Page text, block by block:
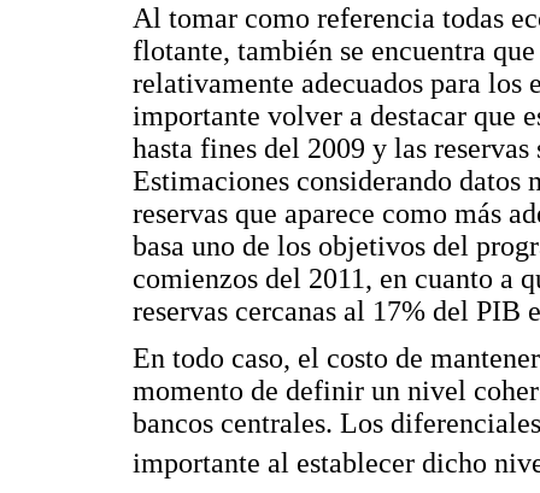
Al tomar como referencia todas
flotante, también se encuentra
relativamente adecuados para los
importante volver a destacar que
hasta fines del 2009 y las
Estimaciones considerando datos
reservas que aparece como más
basa uno de los objetivos del
comienzos del 2011, en cuanto a
reservas cercanas al 17% del PIB
En todo caso, el costo de
momento de definir un nivel
bancos centrales. Los
importante al establecer dicho